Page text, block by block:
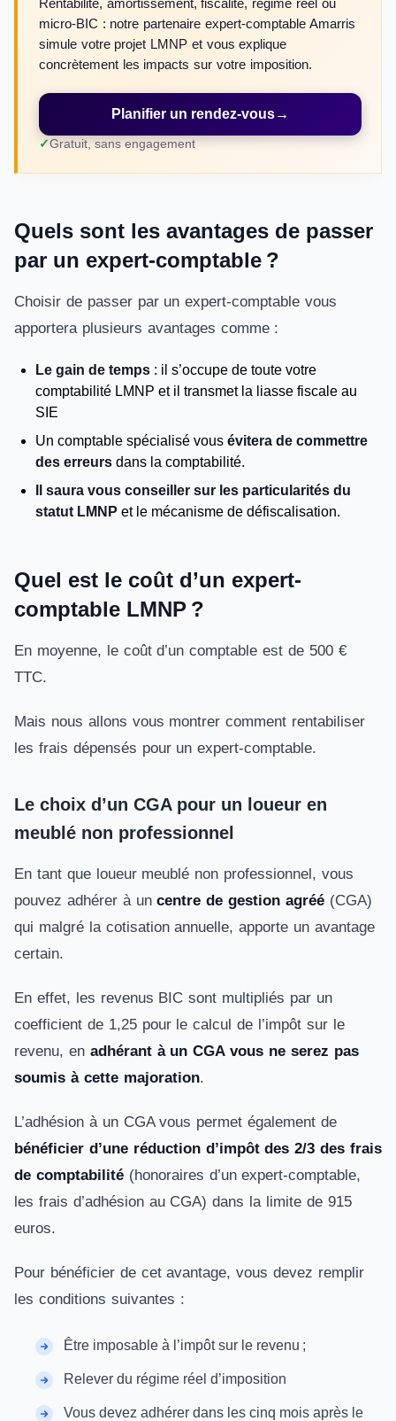
Rentabilité, amortissement, fiscalité, régime réel ou
micro-BIC : notre partenaire expert-comptable Amarris
simule votre projet LMNP et vous explique
concrètement les impacts sur votre imposition.
Planifier un rendez-vous→
Gratuit, sans engagement
Quels sont les avantages de passer
par un expert-comptable ?
Choisir de passer par un expert-comptable vous
apportera plusieurs avantages comme :
Le gain de temps : il s’occupe de toute votre
comptabilité LMNP et il transmet la liasse fiscale au
SIE
Un comptable spécialisé vous évitera de commettre
des erreurs dans la comptabilité.
Il saura vous conseiller sur les particularités du
statut LMNP et le mécanisme de défiscalisation.
Quel est le coût d’un expert-
comptable LMNP ?
En moyenne, le coût d’un comptable est de 500 €
TTC.
Mais nous allons vous montrer comment rentabiliser
les frais dépensés pour un expert-comptable.
Le choix d’un CGA pour un loueur en
meublé non professionnel
En tant que loueur meublé non professionnel, vous
pouvez adhérer à uncentre de gestion agréé (CGA)
qui malgré la cotisation annuelle, apporte un avantage
certain.
En effet, les revenus BIC sont multipliés par un
coefficient de 1,25 pour le calcul de l’impôt sur le
revenu, enadhérant à un CGA vous ne serez pas
soumis à cette majoration.
L’adhésion à un CGA vous permet également de
bénéficier d’une réduction d’impôt des 2/3 des frais
de comptabilité (honoraires d’un expert-comptable,
les frais d’adhésion au CGA) dans la limite de 915
euros.
Pour bénéficier de cet avantage, vous devez remplir
les conditions suivantes :
Être imposable à l’impôt sur le revenu ;
Relever du régime réel d’imposition
Vous devez adhérer dans les cinq mois après le